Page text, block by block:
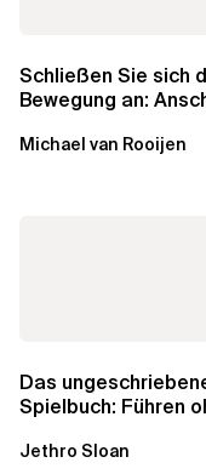
Schließen Sie sich
Bewegung an:
Michael van Rooijen
Das
Spielbuch: Führen
Jethro Sloan